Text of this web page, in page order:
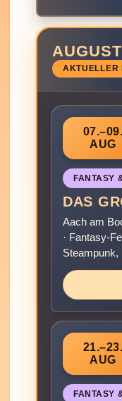
AUGUST
AKTUELLER
07.–09.
AUG
FANTASY
DAS
Aach am
· Fantasy-
Steampunk,
21.–23.
AUG
FANTASY